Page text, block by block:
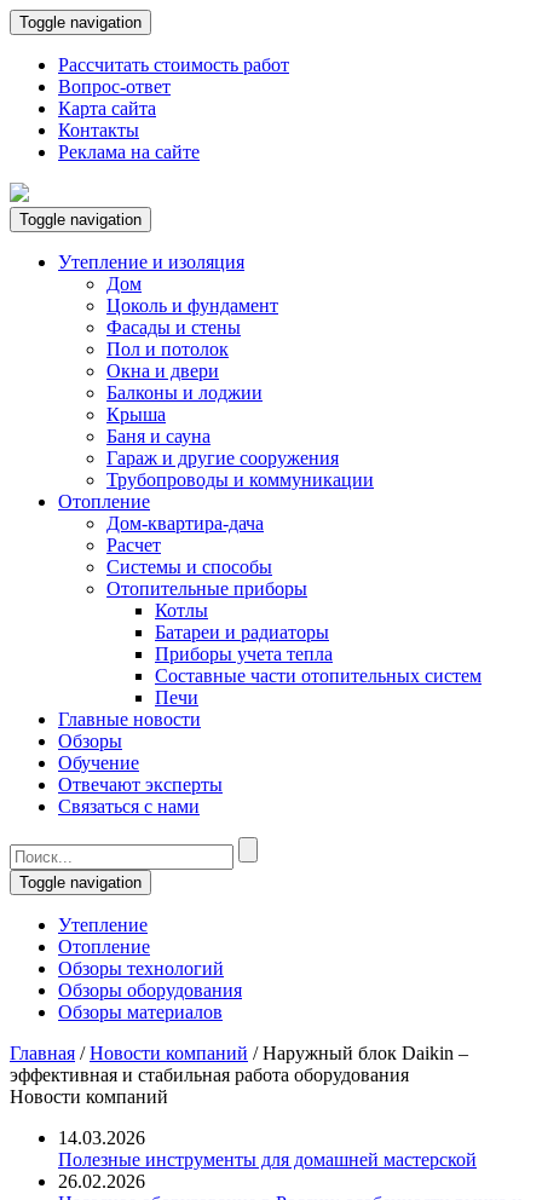
Toggle navigation
Рассчитать стоимость работ
Вопрос-ответ
Карта сайта
Контакты
Реклама на сайте
Toggle navigation
Утепление и изоляция
Дом
Цоколь и фундамент
Фасады и стены
Пол и потолок
Окна и двери
Балконы и лоджии
Крыша
Баня и сауна
Гараж и другие сооружения
Трубопроводы и коммуникации
Отопление
Дом-квартира-дача
Расчет
Системы и способы
Отопительные приборы
Котлы
Батареи и радиаторы
Приборы учета тепла
Составные части отопительных систем
Печи
Главные новости
Обзоры
Обучение
Отвечают эксперты
Связаться с нами
Toggle navigation
Утепление
Отопление
Обзоры технологий
Обзоры оборудования
Обзоры материалов
Главная /Новости компаний /Наружный блок Daikin –
эффективная и стабильная работа оборудования
Новости компаний
14.03.2026
Полезные инструменты для домашней мастерской
26.02.2026